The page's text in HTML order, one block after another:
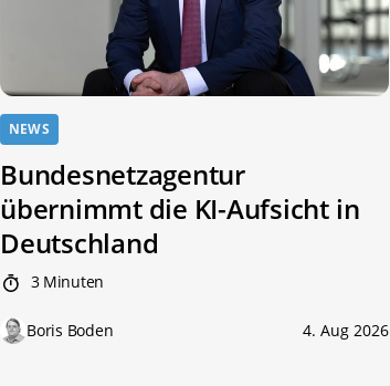
NEWS
Bundesnetzagentur
übernimmt die KI-Aufsicht in
Deutschland
3 Minuten
Boris Boden 4. Aug 2026